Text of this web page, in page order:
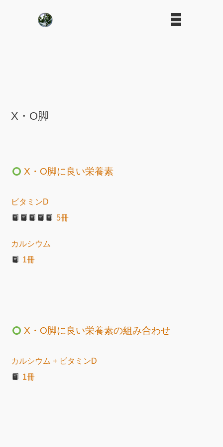
X・O脚
X・O脚に良い栄養素
ビタミンD
5冊
カルシウム
1冊
X・O脚に良い栄養素の組み合わせ
カルシウム + ビタミンD
1冊